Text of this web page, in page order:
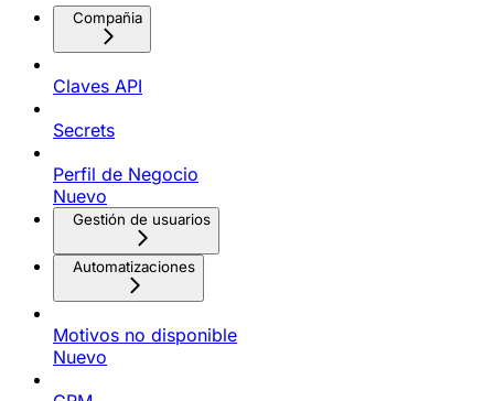
Compañia
Claves API
Secrets
Perfil de Negocio
Nuevo
Gestión de usuarios
Automatizaciones
Motivos no disponible
Nuevo